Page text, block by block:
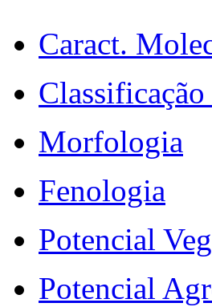
Caract.
Morfologia
Fenologia
Potencial
Potencial